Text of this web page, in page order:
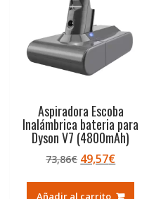
Aspiradora Escoba
Inalámbrica bateria para
Dyson V7 (4800mAh)
73,86€ El
original
49,57€El
actual
Añadir al carrito